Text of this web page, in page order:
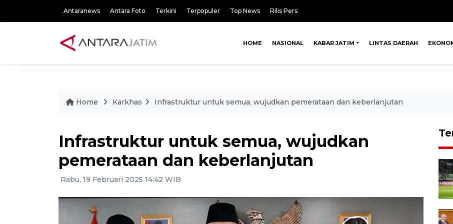
Antaranews Antara Foto Terkini Terpopuler Top News Rilis Pers
HOME NASIONAL KABAR JATIM LINTAS DAERAH
Home Karkhas Infrastruktur untuk semua, wujudkan pemerataan dan keberlanjutan
Infrastruktur untuk semua, wujudkan
pemerataan dan keberlanjutan
Rabu, 19 Februari 2025 14:42 WIB